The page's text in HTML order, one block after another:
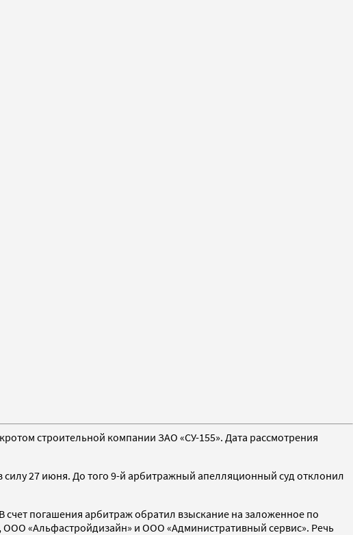
строительной компании ЗАО «СУ-155». Дата рассмотрения
силу 27 июня. До того 9-й арбитражный апелляционный суд отклонил
счет погашения арбитраж обратил взыскание на заложенное по
«Альфастройдизайн» и ООО «Административный сервис». Речь